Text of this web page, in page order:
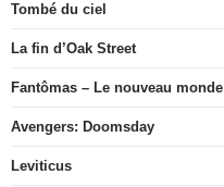
Tombé du ciel
La fin d’Oak Street
Fantômas – Le nouveau monde
Avengers: Doomsday
Leviticus